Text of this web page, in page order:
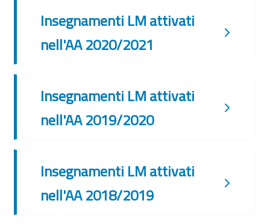
Insegnamenti LM attivati
nell'AA 2020/2021
Insegnamenti LM attivati
nell'AA 2019/2020
Insegnamenti LM attivati
nell'AA 2018/2019